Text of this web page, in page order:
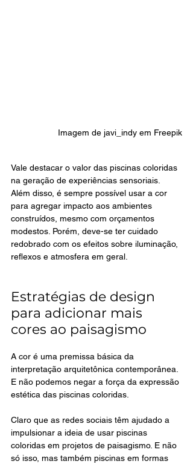
Imagem de javi_indy em Freepik
Vale destacar o valor das piscinas coloridas
na geração de experiências sensoriais.
Além disso, é sempre possível usar a cor
para agregar impacto aos ambientes
construídos, mesmo com orçamentos
modestos. Porém, deve-se ter cuidado
redobrado com os efeitos sobre iluminação,
reflexos e atmosfera em geral.
Estratégias de design
para adicionar mais
cores ao paisagismo
A cor é uma premissa básica da
interpretação arquitetônica contemporânea.
E não podemos negar a força da expressão
estética das piscinas coloridas.
Claro que as redes sociais têm ajudado a
impulsionar a ideia de usar piscinas
coloridas em projetos de paisagismo. E não
só isso, mas também piscinas em formas